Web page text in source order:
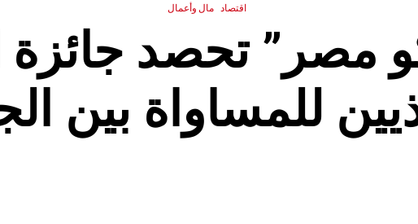
اقتصاد مال وأعمال
مصر” تحصد جائزة
للمساواة بين